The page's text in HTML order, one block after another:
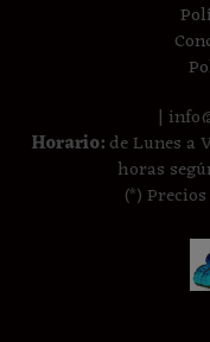
|
Horario:de Lunes a
horas
(*)